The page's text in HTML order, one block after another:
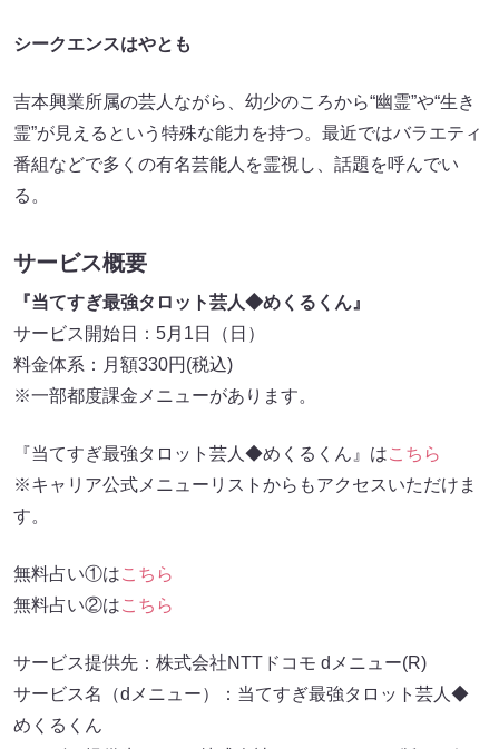
シークエンスはやとも
吉本興業所属の芸人ながら、幼少のころから“幽霊”や“生き
霊”が見えるという特殊な能力を持つ。最近ではバラエティ
番組などで多くの有名芸能人を霊視し、話題を呼んでい
る。
サービス概要
『当てすぎ最強タロット芸人◆めくるくん』
サービス開始日：5月1日（日）
料金体系：月額330円(税込)
※一部都度課金メニューがあります。
『当てすぎ最強タロット芸人◆めくるくん』はこちら
※キャリア公式メニューリストからもアクセスいただけま
す。
無料占い①はこちら
無料占い②はこちら
サービス提供先：株式会社NTTドコモ dメニュー(R)
サービス名（dメニュー）：当てすぎ最強タロット芸人◆
めくるくん